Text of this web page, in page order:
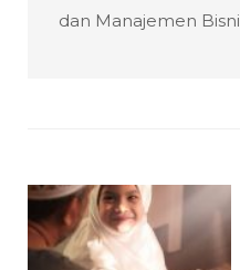
dan Manajemen